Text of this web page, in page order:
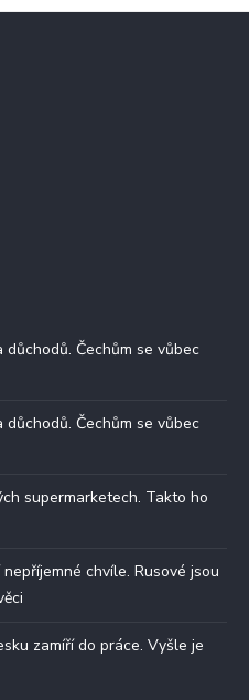
Čechům se vůbec
Čechům se vůbec
supermarketech. Takto ho
chvíle. Rusové jsou
zamíří do práce. Vyšle je